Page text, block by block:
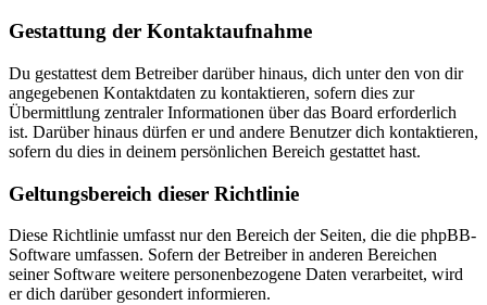
Gestattung der Kontaktaufnahme
Du gestattest dem Betreiber darüber hinaus, dich unter den von dir
angegebenen Kontaktdaten zu kontaktieren, sofern dies zur
Übermittlung zentraler Informationen über das Board erforderlich
ist. Darüber hinaus dürfen er und andere Benutzer dich kontaktieren,
sofern du dies in deinem persönlichen Bereich gestattet hast.
Geltungsbereich dieser Richtlinie
Diese Richtlinie umfasst nur den Bereich der Seiten, die die phpBB-
Software umfassen. Sofern der Betreiber in anderen Bereichen
seiner Software weitere personenbezogene Daten verarbeitet, wird
er dich darüber gesondert informieren.